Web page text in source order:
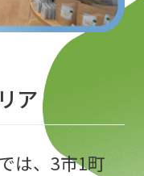
ア
は、3市1町